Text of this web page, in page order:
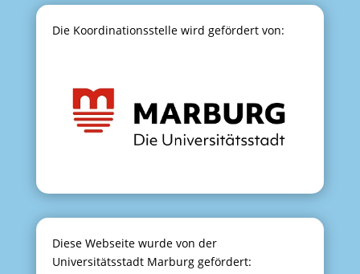
Die Koordinationsstelle wird gefördert von:
Diese Webseite wurde von der
Universitätsstadt Marburg gefördert: